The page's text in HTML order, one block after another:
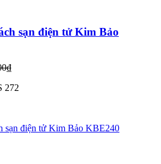
sạn điện tử Kim Bảo
272